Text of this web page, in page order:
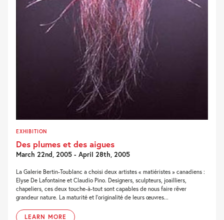
EXHIBITION
Des plumes et des aigues
March 22nd, 2005 - April 28th, 2005
La Galerie Bertin-Toublanc a choisi deux artistes « matiéristes » canadiens :
Elyse De Lafontaine et Claudio Pino. Designers, sculpteurs, joailliers,
chapeliers, ces deux touche-à-tout sont capables de nous faire rêver
grandeur nature. La maturité et l’originalité de leurs œuvres...
LEARN MORE